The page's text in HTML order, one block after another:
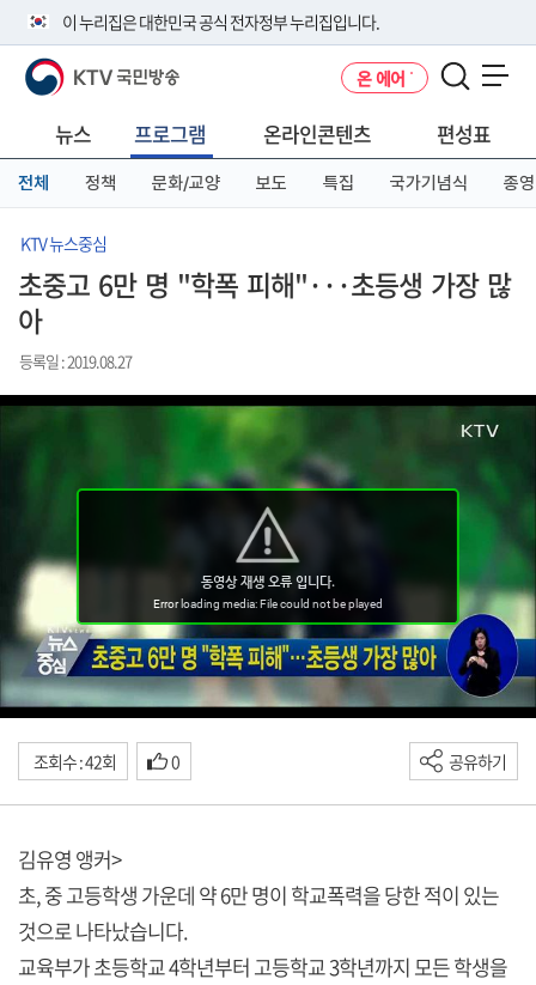
이 누리집은 대한민국 공식 전자정부 누리집입니다.
공식 누리집 주소 확인하기
니다.
이밖에 or.kr 또는 .kr등 다른 도메인 주소를 사용하고 있다면 아래 URL에
서 도메인 주소를 확인해 보세요
KTV 국민방송 온 에어
뉴스 프로그램 온라인콘텐츠 편성표
전체 정책 문화/교양 보도 특집 국가기념식 종영
KTV 뉴스중심
초중고 6만 명 "학폭 피해"···초등생 가장 많
아
등록일 : 2019.08.27
조회수 : 42회 0 공유하기
김유영 앵커>
초, 중 고등학생 가운데 약 6만 명이 학교폭력을 당한 적이 있는
것으로 나타났습니다.
교육부가 초등학교 4학년부터 고등학교 3학년까지 모든 학생을